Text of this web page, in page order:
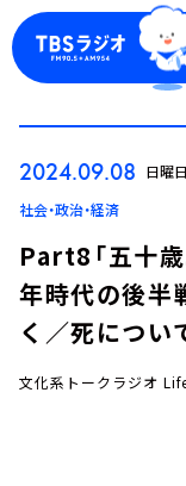
2024.09.08 日曜日
社会・政治・経済
Part8「五十
年時代の後半
く／死につい
文化系トークラジオ